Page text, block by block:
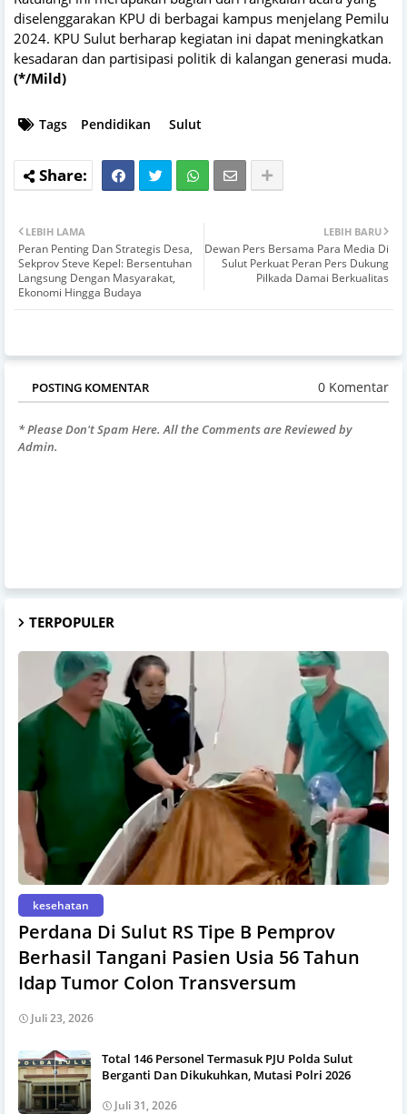
diselenggarakan KPU di berbagai kampus menjelang Pemilu
2024. KPU Sulut berharap kegiatan ini dapat meningkatkan
kesadaran dan partisipasi politik di kalangan generasi muda.
(*/Mild)
Tags Pendidikan Sulut
LEBIH BARU
Dewan Pers Bersama Para Media Di
Sulut Perkuat Peran Pers Dukung
Pilkada Damai Berkualitas
LEBIH LAMA
Peran Penting Dan Strategis Desa,
Sekprov Steve Kepel: Bersentuhan
Langsung Dengan Masyarakat,
Ekonomi Hingga Budaya
POSTING KOMENTAR 0 Komentar
* Please Don't Spam Here. All the Comments are Reviewed by
Admin.
TERPOPULER
kesehatan
Perdana Di Sulut RS Tipe B Pemprov
Berhasil Tangani Pasien Usia 56 Tahun
Idap Tumor Colon Transversum
Juli 23, 2026
Total 146 Personel Termasuk PJU Polda Sulut
Berganti Dan Dikukuhkan, Mutasi Polri 2026
Juli 31, 2026